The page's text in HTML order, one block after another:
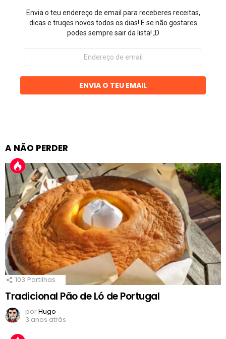
Envia o teu endereço de email para receberes receitas,
dicas e truqes novos todos os dias! E se não gostares
podes sempre sair da lista! ;D
Endereço
email
ENVIA O TEU EMAIL
A NÃO PERDER
103 Partilhas
Tradicional Pão de Ló de Portugal
porHugo
3 anos atrás